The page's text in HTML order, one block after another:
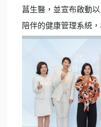
菖生醫，並宣布啟動
陪伴的健康管理系統